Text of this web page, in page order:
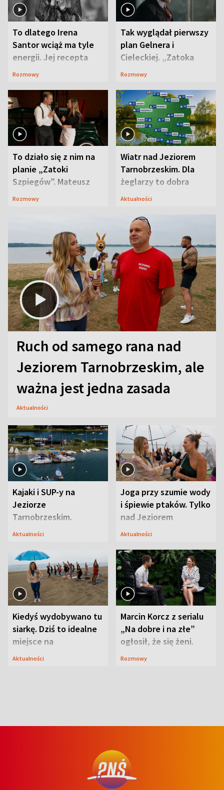
To dlatego Irena
Santor wciąż ma tyle
energii. Jej recepta
jest zaskakująco
Rozmowy
Tak wyglądał pierwszy
plan Gelnera i
Cieleckiej. „Zatoka
szpiegów” od razu ich
Rozmowy
To działo się z nim na
planie „Zatoki
Szpiegów”. Mateusz
Janicki odsłonił
Rozmowy
Wiatr nad Jeziorem
Tarnobrzeskim. Dla
żeglarzy to dobra
wiadomość
Aktualności
Ruch od samego rana nad
Jeziorem Tarnobrzeskim, ale
ważna jest jedna zasada
Aktualności
Kajaki i SUP-y na
Jeziorze
Tarnobrzeskim.
Przyrodnicy zwracają
Aktualności
Joga przy szumie wody
i śpiewie ptaków. Tylko
nad Jeziorem
Tarnobrzeskim
Aktualności
Kiedyś wydobywano tu
siarkę. Dziś to idealne
miejsce na
wypoczynek
Aktualności
Marcin Korcz z serialu
„Na dobre i na złe”
ogłosił, że się żeni.
Zdradził, co zmienił
Rozmowy